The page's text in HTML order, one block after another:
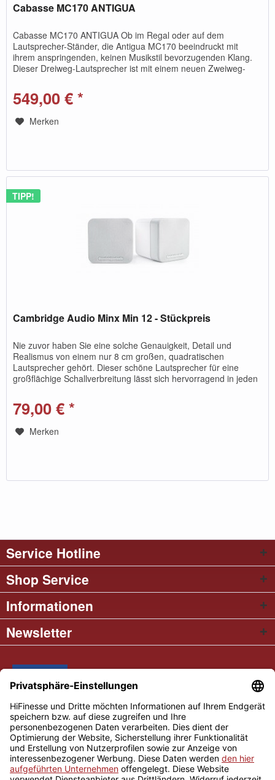
Cabasse MC170 ANTIGUA
Cabasse MC170 ANTIGUA Ob im Regal oder auf dem
Lautsprecher-Ständer, die Antigua MC170 beeindruckt mit
ihrem anspringenden, keinen Musikstil bevorzugenden Klang.
Dieser Dreiweg-Lautsprecher ist mit einem neuen Zweiweg-
549,00 € *
Merken
TIPP!
Cambridge Audio Minx Min 12 - Stückpreis
Nie zuvor haben Sie eine solche Genauigkeit, Detail und
Realismus von einem nur 8 cm großen, quadratischen
Lautsprecher gehört. Dieser schöne Lautsprecher für eine
großflächige Schallverbreitung lässt sich hervorragend in jeden
79,00 € *
Merken
Service Hotline
Shop Service
Informationen
Newsletter
* Alle Preise inkl. gesetzl. Mehrwertsteuer
Cookie settings Händler-Login
Über uns
Kontakt und Anfahrt
Versand und Zahlungsbedingungen